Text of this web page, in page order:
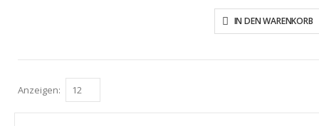
IN DEN WARENKORB
Anzeigen